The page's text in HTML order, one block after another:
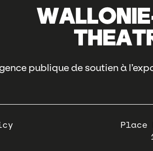
publique de soutien à
Place